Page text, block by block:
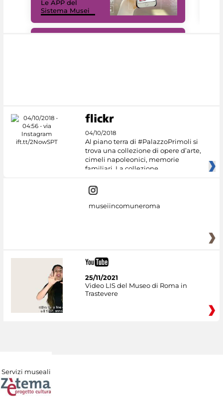
Le APP del
Sistema Musei
04/10/2018
Al piano terra di #PalazzoPrimoli si
trova una collezione di opere d’arte,
cimeli napoleonici, memorie
familiari. La collezione
museiincomuneroma
25/11/2021
Video LIS del Museo di Roma in
Trastevere
Servizi museali